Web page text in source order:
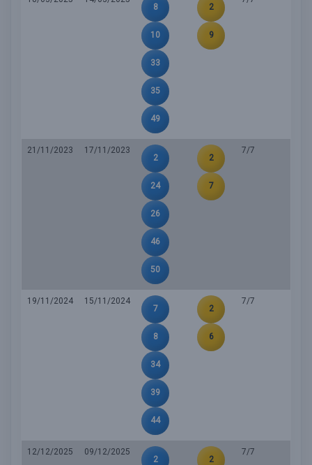
8
10
33
35
49
2
9
21/11/2023
17/11/2023
2
24
26
46
50
2
7
7/7
19/11/2024
15/11/2024
7
8
34
39
44
2
6
7/7
12/12/2025
09/12/2025
2
2
7/7